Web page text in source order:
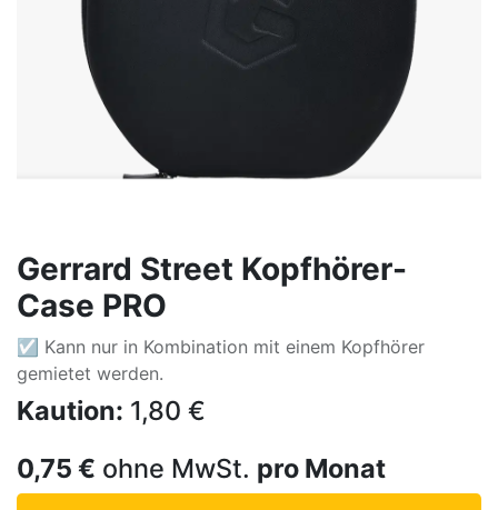
Gerrard Street Kopfhörer-
Case PRO
☑ Kann nur in Kombination mit einem Kopfhörer
gemietet werden.
Kaution: 1,80 €
0,75 € ohne MwSt. pro Monat